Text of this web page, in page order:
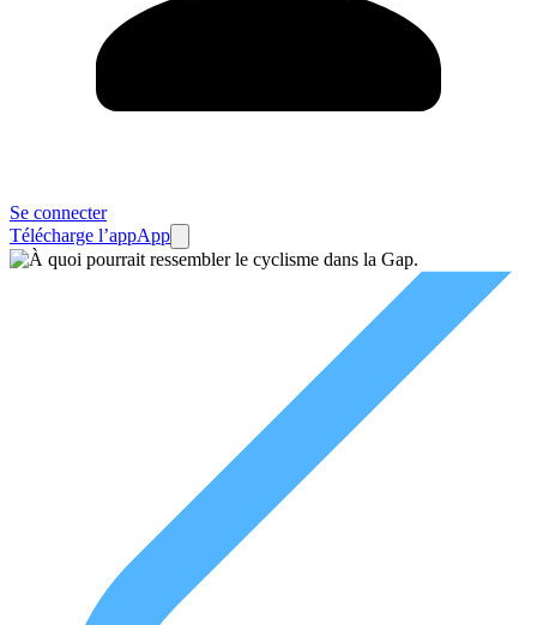
Se connecter
Télécharge l’appApp